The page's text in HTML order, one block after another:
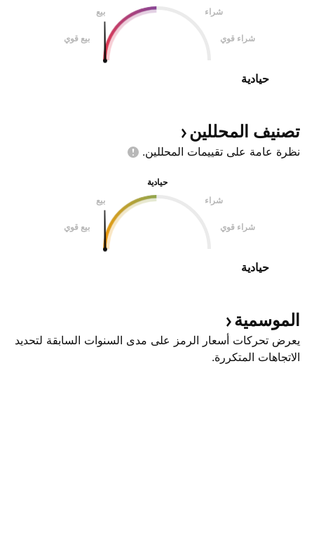
بيع
شراء
بيع قوي شراء قوي
حيادية
تصنيف المحللين
نظرة عامة على تقييمات المحللين.
حيادية
بيع
شراء
بيع قوي شراء قوي
حيادية
الموسمية
يعرض تحركات أسعار الرمز على مدى السنوات السابقة لتحديد
الاتجاهات المتكررة.